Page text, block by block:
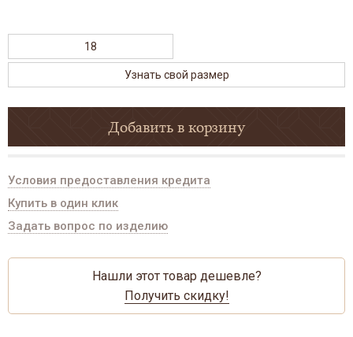
18
Узнать свой размер
Добавить в корзину
Условия предоставления кредита
Купить в один клик
Задать вопрос по изделию
Нашли этот товар дешевле?
Получить скидку!